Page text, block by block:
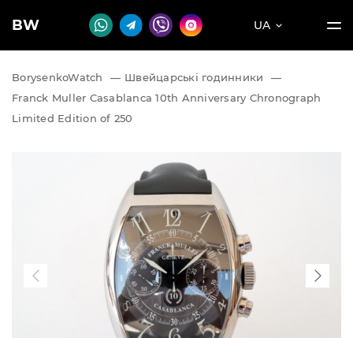
BW UA
BorysenkoWatch — Швейцарські годинники
—
Franck Muller Casablanca 10th Anniversary Chronograph
Limited Edition of 250